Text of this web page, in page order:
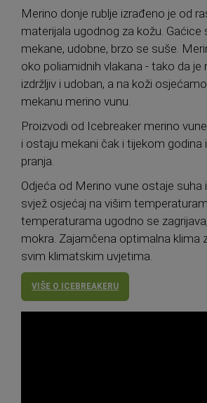
Merino donje rublje izrađeno je od
materijala ugodnog za kožu. Gaćice
mekane, udobne, brzo se suše.
oko poliamidnih vlakana - tako da je
izdržljiv i udoban, a na koži
mekanu merino vunu.
Proizvodi od Icebreaker merino
i ostaju mekani čak i tijekom godina
pranja.
Odjeća od Merino vune ostaje suha
svjež osjećaj na višim
temperaturama ugodno se
mokra. Zajamčena optimalna klima
svim klimatskim uvjetima.
VIŠE O ICEBREAKERU